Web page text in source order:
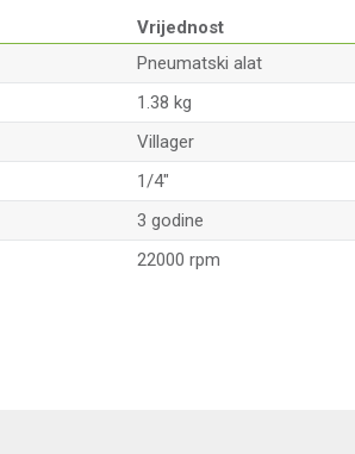
Vrijednost
Pneumatski alat
1.38 kg
Villager
1/4"
3 godine
22000 rpm